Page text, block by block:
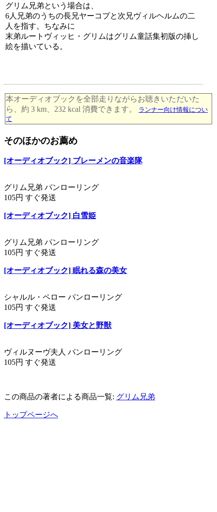
グリム兄弟という場合は、
6人兄弟のうちの長兄ヤーコプと次兄ヴィルヘルムの二
人を指す。ちなみに
末弟ルートヴィッヒ・グリムはグリム童話集初版の挿し
絵を描いている。
本オーディオブックを全部走りながらお聴きいただいた
ら、約 3 km、232 kcal 消費できます。
ランナー向け情報につい
て
そのほかのお薦め
[オーディオブック] ブレーメンの音楽隊
グリム兄弟 パンローリング
105円 すぐ発送
[オーディオブック] 白雪姫
グリム兄弟 パンローリング
105円 すぐ発送
[オーディオブック] 眠れる森の美女
シャルル・ペロー パンローリング
105円 すぐ発送
[オーディオブック] 美女と野獣
ヴィルヌーヴ夫人 パンローリング
105円 すぐ発送
この商品の著者による商品一覧: グリム兄弟
トップページへ